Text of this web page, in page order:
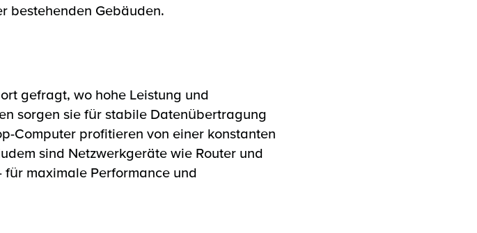
bestehenden Gebäuden.
gefragt, wo hohe Leistung und
sorgen sie für stabile Datenübertragung
Computer profitieren von einer konstanten
sind Netzwerkgeräte wie Router und
maximale Performance und